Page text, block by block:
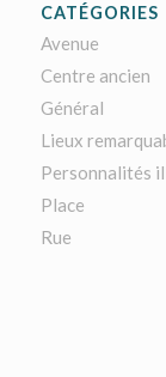
CATÉGORIES
Avenue
Centre ancien
Général
Lieux
Personnalités
Place
Rue